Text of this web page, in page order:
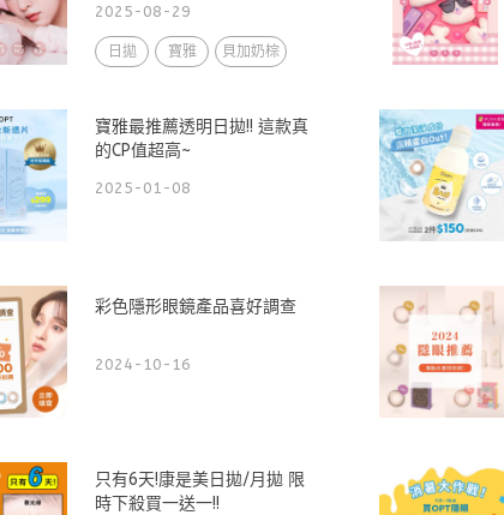
2025-08-29
日拋 寶雅 貝加奶棕
寶雅最推薦透明日拋!! 這款真
的CP值超高~
2025-01-08
彩色隱形眼鏡產品喜好調查
2024-10-16
只有6天!康是美日拋/月拋 限
時下殺買一送一!!